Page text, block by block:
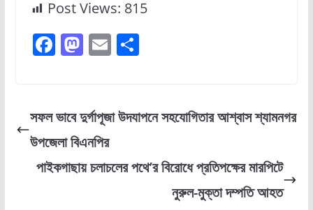
Post Views: 815
F
e
b
o
o
M
o
d
o
n
E
l
S
e
সফল ভাবে দুর্গাপূজা উদযাপনে সহযোগিতার আশ্বাস শ্যামনগর
উপজেলা বিএনপির
পাইকগাছায় চলাচলের পথে’র বিরোধে প্রতিপক্ষের মারপিটে
নুরুল-মুক্তা দম্পতি আহত